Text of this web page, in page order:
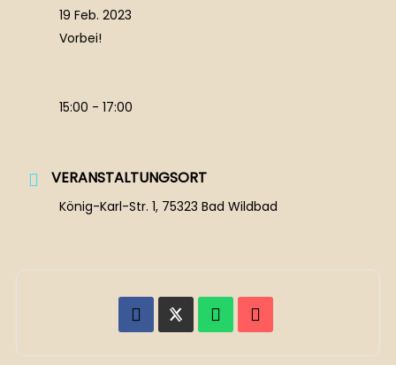
19 Feb. 2023
Vorbei!
15:00 - 17:00
VERANSTALTUNGSORT
König-Karl-Str. 1, 75323 Bad Wildbad